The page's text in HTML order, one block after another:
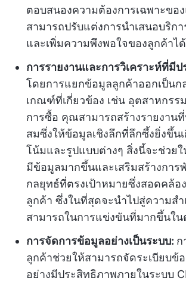
ตอบสนองความต้องการเฉพาะข
สามารถปรับแต่งการนำเสนอบริกา
และเพิ่มความพึงพอใจของลูกค้าไ
การรายงานและการวิเคราะห์ที่มี
โดยการแยกข้อมูลลูกค้าออกเป็นก
เกณฑ์ที่เกี่ยวข้อง เช่น อุตสาหกรร
การซื้อ คุณสามารถสร้างรายงานที่
สมซึ่งให้ข้อมูลเชิงลึกที่ลึกซึ้งยิ่งขึ้น
โน้มและรูปแบบต่างๆ สิ่งนี้จะช่วย
มีข้อมูลมากขึ้นและเสริมสร้างการ
กลยุทธ์ที่ตรงเป้าหมายซึ่งสอดคล้อ
ลูกค้า ซึ่งในที่สุดจะนำไปสู่ความสำ
สามารถในการแข่งขันที่มากขึ้นใน
การจัดการข้อมูลอย่างเป็นระบบ: ก
ลูกค้าช่วยให้สามารถจัดระเบียบข้
อย่างมีประสิทธิภาพภายในระบบ